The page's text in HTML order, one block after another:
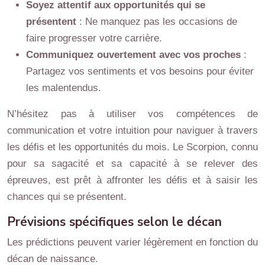
Soyez attentif aux opportunités qui se
présentent : Ne manquez pas les occasions de
faire progresser votre carrière.
Communiquez ouvertement avec vos proches :
Partagez vos sentiments et vos besoins pour éviter
les malentendus.
N’hésitez pas à utiliser vos compétences de
communication et votre intuition pour naviguer à travers
les défis et les opportunités du mois. Le Scorpion, connu
pour sa sagacité et sa capacité à se relever des
épreuves, est prêt à affronter les défis et à saisir les
chances qui se présentent.
Prévisions spécifiques selon le décan
Les prédictions peuvent varier légèrement en fonction du
décan de naissance.